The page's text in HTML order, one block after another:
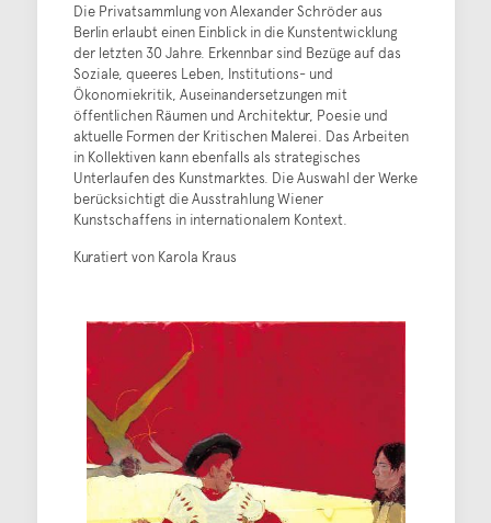
Die Privatsammlung von Alexander Schröder aus
Berlin erlaubt einen Einblick in die Kunstentwicklung
der letzten 30 Jahre. Erkennbar sind Bezüge auf das
Soziale, queeres Leben, Institutions- und
Ökonomiekritik, Auseinandersetzungen mit
öffentlichen Räumen und Architektur, Poesie und
aktuelle Formen der Kritischen Malerei. Das Arbeiten
in Kollektiven kann ebenfalls als strategisches
Unterlaufen des Kunstmarktes. Die Auswahl der Werke
berücksichtigt die Ausstrahlung Wiener
Kunstschaffens in internationalem Kontext.
Kuratiert von Karola Kraus